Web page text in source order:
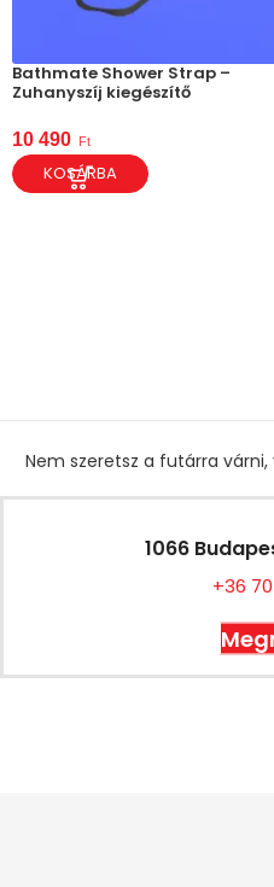
Bathmate Shower Strap –
Zuhanyszíj kiegészítő
10 490 Ft
KOSÁRBA
Nem szeretsz a futárra
1066
+36